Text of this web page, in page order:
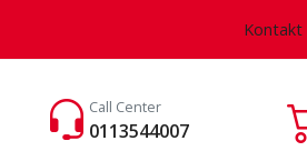
Kontakt
Call Center
0113544007